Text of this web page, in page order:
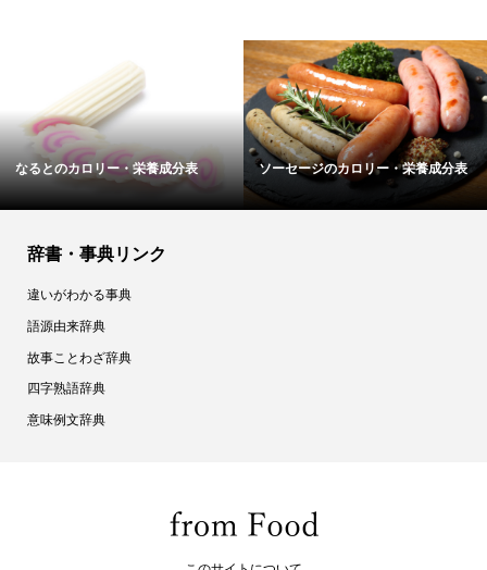
なるとのカロリー・栄養成分表 ソーセージのカロリー・栄養成分表
辞書・事典リンク
違いがわかる事典
語源由来辞典
故事ことわざ辞典
四字熟語辞典
意味例文辞典